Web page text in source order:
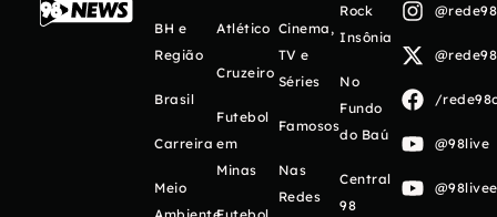
BH e
Região
Brasil
Carreira
Meio
Atlético
Cruzeiro
Futebol
em
Minas
Cinema,
TV e
Séries
Famosos
Nas
Redes
Rock
Insônia
No
Fundo
do Baú
Central
98
/
@98live